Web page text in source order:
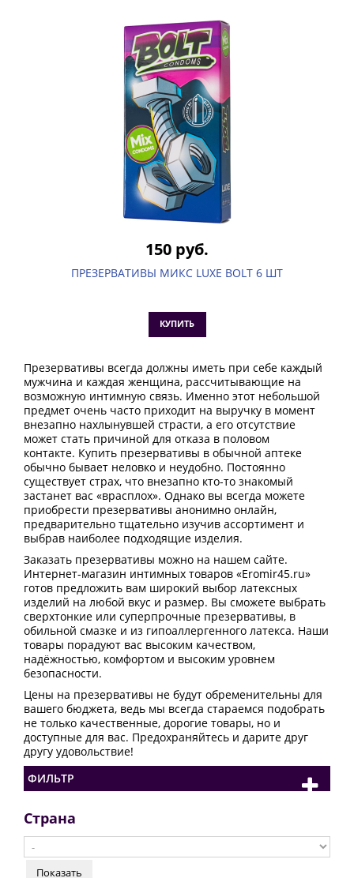
150 руб.
ПРЕЗЕРВАТИВЫ МИКС LUXE BOLT 6 ШТ
КУПИТЬ
Презервативы всегда должны иметь при себе каждый
мужчина и каждая женщина, рассчитывающие на
возможную интимную связь. Именно этот небольшой
предмет очень часто приходит на выручку в момент
внезапно нахлынувшей страсти, а его отсутствие
может стать причиной для отказа в половом
контакте. Купить презервативы в обычной аптеке
обычно бывает неловко и неудобно. Постоянно
существует страх, что внезапно кто-то знакомый
застанет вас «врасплох». Однако вы всегда можете
приобрести презервативы анонимно онлайн,
предварительно тщательно изучив ассортимент и
выбрав наиболее подходящие изделия.
Заказать презервативы можно на нашем сайте.
Интернет-магазин интимных товаров «Eromir45.ru»
готов предложить вам широкий выбор латексных
изделий на любой вкус и размер. Вы сможете выбрать
сверхтонкие или суперпрочные презервативы, в
обильной смазке и из гипоаллергенного латекса. Наши
товары порадуют вас высоким качеством,
надёжностью, комфортом и высоким уровнем
безопасности.
Цены на презервативы не будут обременительны для
вашего бюджета, ведь мы всегда стараемся подобрать
не только качественные, дорогие товары, но и
доступные для вас. Предохраняйтесь и дарите друг
другу удовольствие!
ФИЛЬТР
Страна